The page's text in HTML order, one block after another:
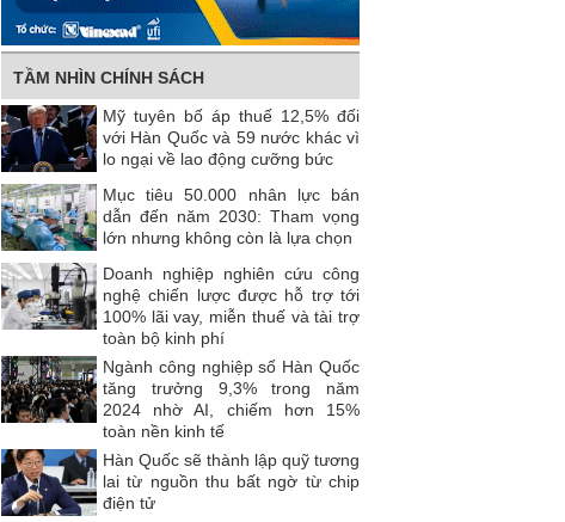
TẦM NHÌN CHÍNH SÁCH
Mỹ tuyên bố áp thuế 12,5% đối
với Hàn Quốc và 59 nước khác vì
lo ngại về lao động cưỡng bức
Mục tiêu 50.000 nhân lực bán
dẫn đến năm 2030: Tham vọng
lớn nhưng không còn là lựa chọn
Doanh nghiệp nghiên cứu công
nghệ chiến lược được hỗ trợ tới
100% lãi vay, miễn thuế và tài trợ
toàn bộ kinh phí
Ngành công nghiệp số Hàn Quốc
tăng trưởng 9,3% trong năm
2024 nhờ AI, chiếm hơn 15%
toàn nền kinh tế
Hàn Quốc sẽ thành lập quỹ tương
lai từ nguồn thu bất ngờ từ chip
điện tử